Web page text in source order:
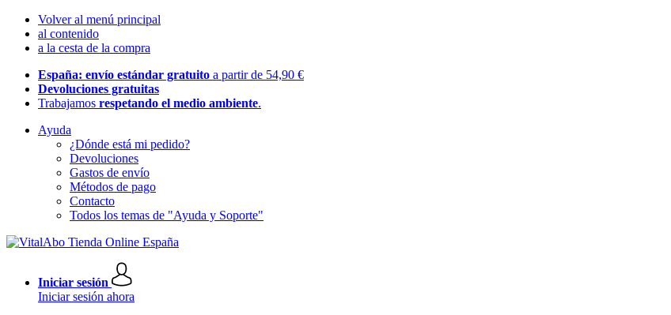
Volver al menú principal
al contenido
a la cesta de la compra
España: envío estándar gratuito a partir de 54,90 €
Devoluciones gratuitas
Trabajamos respetando el medio ambiente.
Ayuda
¿Dónde está mi pedido?
Devoluciones
Gastos de envío
Métodos de pago
Contacto
Todos los temas de "Ayuda y Soporte"
Iniciar sesión
Iniciar sesión ahora